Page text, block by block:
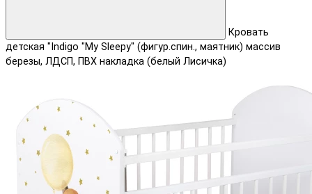
Кровать
детская "Indigo "My Sleepy" (фигур.спин., маятник) массив
березы, ЛДСП, ПВХ накладка (белый Лисичка)